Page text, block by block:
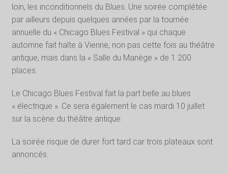
loin, les inconditionnels du Blues. Une soirée complétée
par ailleurs depuis quelques années par la tournée
annuelle du « Chicago Blues Festival » qui chaque
automne fait halte à Vienne, non pas cette fois au théâtre
antique, mais dans la « Salle du Manège » de 1 200
places.
Le Chicago Blues Festival fait la part belle au blues
« électrique ». Ce sera également le cas mardi 10 juillet
sur la scène du théâtre antique.
La soirée risque de durer fort tard car trois plateaux sont
annoncés.